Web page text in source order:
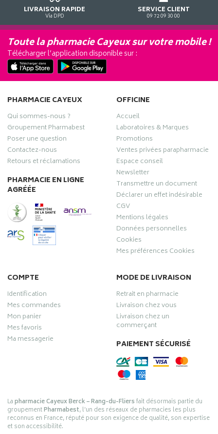
LIVRAISON RAPIDE
Via DPD
SERVICE CLIENT
09 72 09 30 00
Toute la pharmacie Cayeux sur votre mobile !
Télécharger l’application disponible sur :
PHARMACIE CAYEUX
Qui sommes-nous ?
Groupement Pharmabest
Poser une question
Contactez-nous
Retours et réclamations
PHARMACIE EN LIGNE
AGRÉÉE
OFFICINE
Accueil
Laboratoires & Marques
Promotions
Ventes privées parapharmacie
Espace conseil
Newsletter
Transmettre un document
Déclarer un effet indésirable
CGV
Mentions légales
Données personnelles
Cookies
Mes préférences Cookies
COMPTE
Identification
Mes commandes
Mon panier
Mes favoris
Ma messagerie
MODE DE LIVRAISON
Retrait en pharmacie
Livraison chez vous
Livraison chez un
commerçant
PAIEMENT SÉCURISÉ
Lapharmacie Cayeux Berck – Rang-du-Fliersfait désormais partie du
groupementPharmabest, l’un des réseaux de pharmacies les plus
reconnus en France, réputé pour son exigence de qualité, son expertise
et son accessibilité.